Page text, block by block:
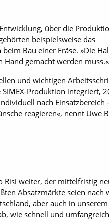
über die
beispielsweise das
Bau einer Fräse. »Die
gemacht werden muss.«
und wichtigen
Produktion integriert,
nach Einsatzbereich
reagieren«, nennt Uwe
Risi weiter, der mittelfristig
Absatzmärkte seien nach
aber auch in unserem
wie schnell und